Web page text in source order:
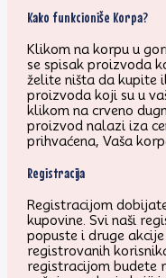
Kako funkcioniše Korpa?
Klikom na korpu u
se spisak proizvoda
želite ništa da kupite
proizvoda koji su u
klikom na crveno
proizvod nalazi iza
prihvaćena, Vaša
Registracija
Registracijom
kupovine. Svi naši
popuste i druge
registrovanih
registracijom budete